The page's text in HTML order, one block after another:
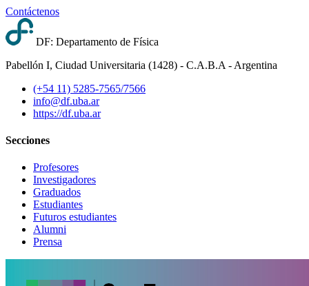
Contáctenos
DF: Departamento de Física
Pabellón I, Ciudad Universitaria (1428) - C.A.B.A - Argentina
(+54 11) 5285-7565/7566
info@df.uba.ar
https://df.uba.ar
Secciones
Profesores
Investigadores
Graduados
Estudiantes
Futuros estudiantes
Alumni
Prensa